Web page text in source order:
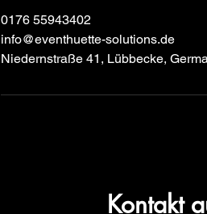
0176 55943402
info@eventhuette-solutions.de
Niedernstraße 41, Lübbecke,
Kontakt